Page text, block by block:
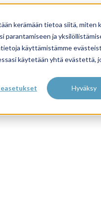
kerämään tietoa siitä, miten
ja
käyttämistämme
käytetään yhtä evästettä,
Hyväksy